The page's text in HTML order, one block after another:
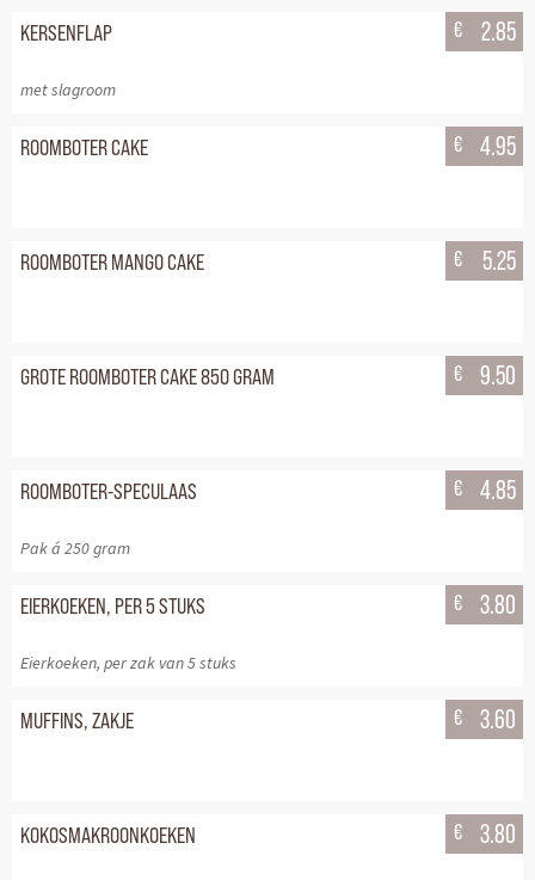
KERSENFLAP
met slagroom
€ 2.85
ROOMBOTER CAKE € 4.95
ROOMBOTER MANGO CAKE € 5.25
GROTE ROOMBOTER CAKE 850 GRAM € 9.50
ROOMBOTER-SPECULAAS
Pak á 250 gram
€ 4.85
EIERKOEKEN, PER 5 STUKS
Eierkoeken, per zak van 5 stuks
€ 3.80
MUFFINS, ZAKJE € 3.60
KOKOSMAKROONKOEKEN € 3.80